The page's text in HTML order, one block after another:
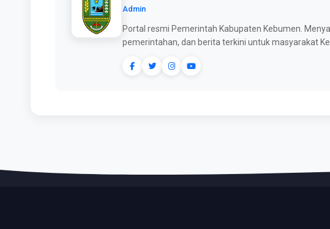
Admin
Portal resmi Pemerintah Kabupaten Kebumen.
pemerintahan, dan berita terkini untuk masyarakat